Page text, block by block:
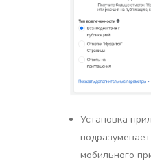
Установка
мобильного